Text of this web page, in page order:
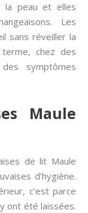
la peau et elles
Les
sans réveiller la
chez des
symptômes
Maule
de lit Maule
d’hygiène.
c’est parce
ont été laissées.